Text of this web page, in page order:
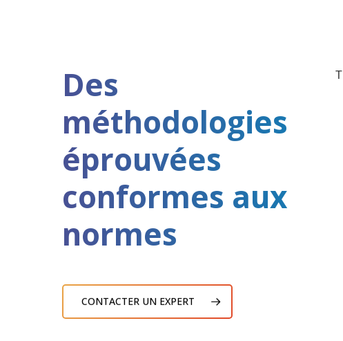
Des
méthodologies
éprouvées
conformes aux
normes
CONTACTER UN EXPERT